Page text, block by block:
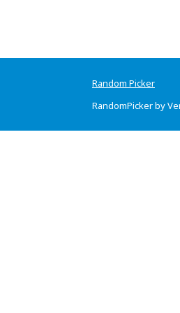
Random Picker
RandomPicker by